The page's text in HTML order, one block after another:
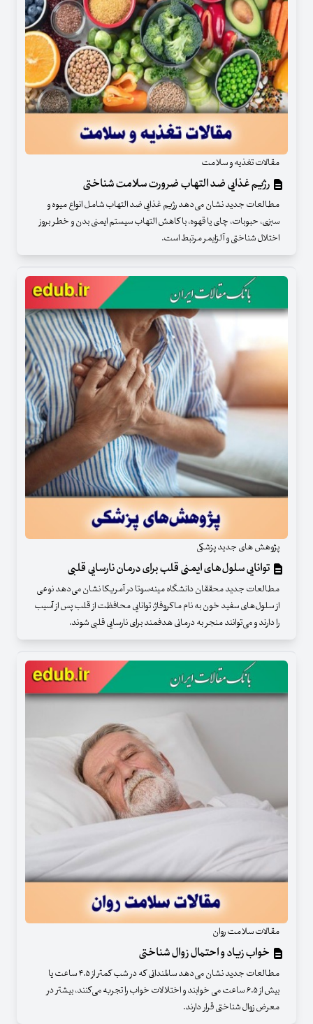
مقالات تغذیه و سلامت
رژیم غذایی ضد التهاب ضرورت سلامت شناختی
مطالعات جدید نشان می‌دهد رژیم غذایی ضد التهاب شامل انواع میوه و
سبزی، حبوبات، چای یا قهوه، با کاهش التهاب سیستم ایمنی بدن و خطر بروز
اختلال شناختی و آلزایمر مرتبط است.
پژوهش های جدید پزشکی
توانایی سلول‌های ایمنی قلب برای درمان نارسایی قلبی
مطالعات جدید محققان دانشگاه مینه‌سوتا در آمریکا نشان می‌دهد نوعی
از سلول‌های سفید خون به نام ماکروفاژ، توانایی محافظت از قلب پس از آسیب
را دارند و می‌توانند منجر به درمانی هدفمند برای نارسایی قلبی شوند.
مقالات سلامت روان
خواب زیاد و احتمال زوال شناختی
مطالعات جدید نشان می‌دهد سالمندانی که در شب کمتر از ۴.۵ ساعت یا
بیش از ۶.۵ ساعت می خوابند و اختلالات خواب را تجربه می‌کنند، بیشتر در
معرض زوال شناختی قرار دارند.